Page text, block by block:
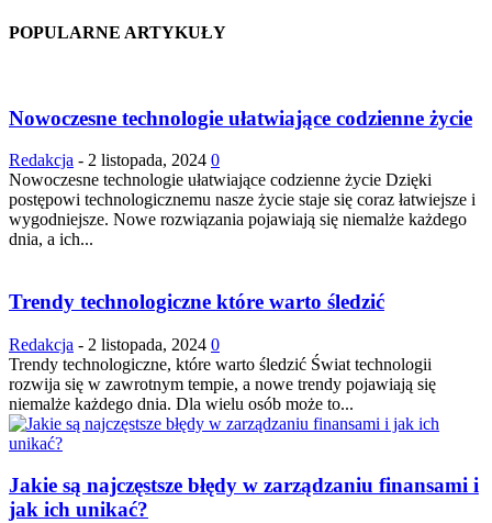
POPULARNE ARTYKUŁY
Nowoczesne technologie ułatwiające codzienne życie
Redakcja - 2 listopada, 2024 0
Nowoczesne technologie ułatwiające codzienne życie Dzięki
postępowi technologicznemu nasze życie staje się coraz łatwiejsze i
wygodniejsze. Nowe rozwiązania pojawiają się niemalże każdego
dnia, a ich...
Trendy technologiczne które warto śledzić
Redakcja - 2 listopada, 2024 0
Trendy technologiczne, które warto śledzić Świat technologii
rozwija się w zawrotnym tempie, a nowe trendy pojawiają się
niemalże każdego dnia. Dla wielu osób może to...
Jakie są najczęstsze błędy w zarządzaniu finansami i
jak ich unikać?